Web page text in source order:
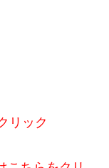
リック